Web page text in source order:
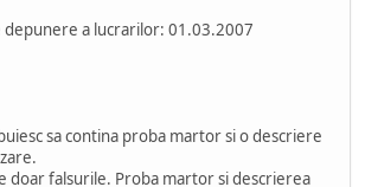
depunere a lucrarilor: 01.03.2007
sa contina proba martor si o descriere
doar falsurile. Proba martor si descrierea